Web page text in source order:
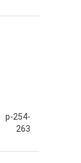
p-254-
263